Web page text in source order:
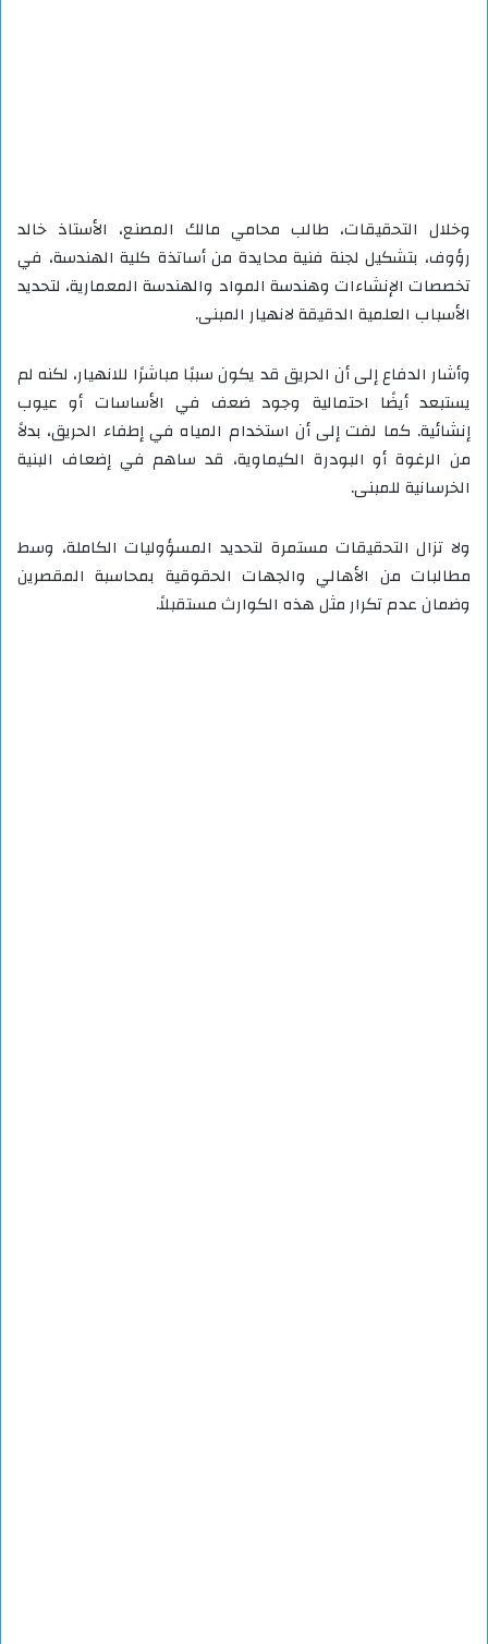
وخلال التحقيقات، طالب محامي مالك المصنع، الأستاذ خالد
رؤوف، بتشكيل لجنة فنية محايدة من أساتذة كلية الهندسة، في
تخصصات الإنشاءات وهندسة المواد والهندسة المعمارية، لتحديد
الأسباب العلمية الدقيقة لانهيار المبنى.
وأشار الدفاع إلى أن الحريق قد يكون سببًا مباشرًا للانهيار، لكنه لم
يستبعد أيضًا احتمالية وجود ضعف في الأساسات أو عيوب
إنشائية. كما لفت إلى أن استخدام المياه في إطفاء الحريق، بدلاً
من الرغوة أو البودرة الكيماوية، قد ساهم في إضعاف البنية
الخرسانية للمبنى.
ولا تزال التحقيقات مستمرة لتحديد المسؤوليات الكاملة، وسط
مطالبات من الأهالي والجهات الحقوقية بمحاسبة المقصرين
وضمان عدم تكرار مثل هذه الكوارث مستقبلاً.